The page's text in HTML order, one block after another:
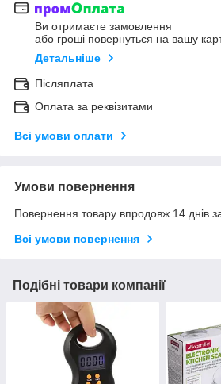
Ви отримаєте замовлення
або гроші повернуться на вашу
Детальніше
Післяплата
Оплата за реквізитами
Всі умови оплати
Умови повернення
Повернення товару впродовж 14 днів
Всі умови повернення
Подібні товари компанії